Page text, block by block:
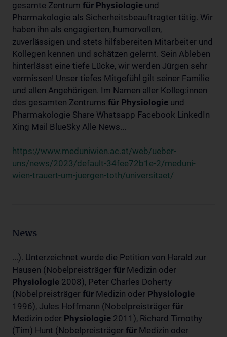
gesamte Zentrum für Physiologie und
Pharmakologie als Sicherheitsbeauftragter tätig. Wir
haben ihn als engagierten, humorvollen,
zuverlässigen und stets hilfsbereiten Mitarbeiter und
Kollegen kennen und schätzen gelernt. Sein Ableben
hinterlässt eine tiefe Lücke, wir werden Jürgen sehr
vermissen! Unser tiefes Mitgefühl gilt seiner Familie
und allen Angehörigen. Im Namen aller Kolleg:innen
des gesamten Zentrums für Physiologie und
Pharmakologie Share Whatsapp Facebook LinkedIn
Xing Mail BlueSky Alle News...
https://www.meduniwien.ac.at/web/ueber-
uns/news/2023/default-34fee72b1e-2/meduni-
wien-trauert-um-juergen-toth/universitaet/
News
...). Unterzeichnet wurde die Petition von Harald zur
Hausen (Nobelpreisträger für Medizin oder
Physiologie 2008), Peter Charles Doherty
(Nobelpreisträger für Medizin oder Physiologie
1996), Jules Hoffmann (Nobelpreisträger für
Medizin oder Physiologie 2011), Richard Timothy
(Tim) Hunt (Nobelpreisträger für Medizin oder